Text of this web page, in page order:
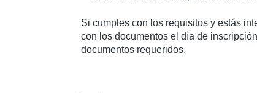
Si cumples con los requisitos y estás
con los documentos el día de
documentos requeridos.